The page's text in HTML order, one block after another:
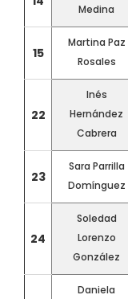
Medina
15
Martina Paz
Rosales
22
Inés
Hernández
Cabrera
23
Sara Parrilla
Domínguez
24
Soledad
Lorenzo
González
Daniela